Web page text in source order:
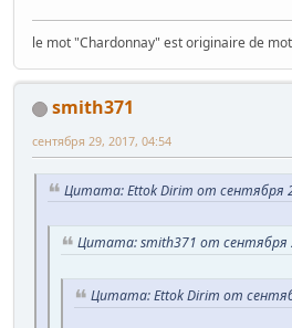
le mot "Chardonnay" est originaire de
smith371
сентября 29, 2017, 04:54
Цитата: Ettok Dirim от сентября
Цитата: smith371 от сентября
Цитата: Ettok Dirim от